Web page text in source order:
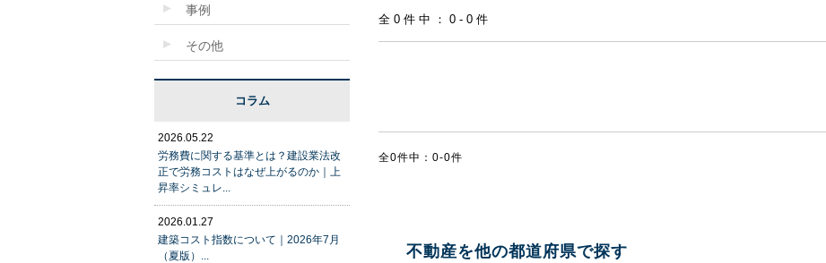
全0件中：0-0件
全0件中：0-0件
不動産を他の都道府県で探す
事例
その他
コラム
2026.05.22
労務費に関する基準とは？建設業法改
正で労務コストはなぜ上がるのか｜上
昇率シミュレ...
2026.01.27
建築コスト指数について｜2026年7月
（夏版）...